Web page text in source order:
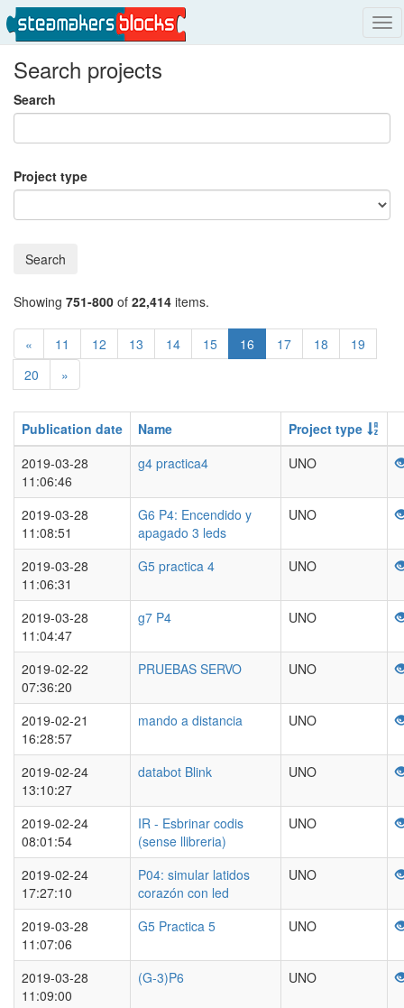
Search projects
Search
Project type
Search
Showing 751-800 of 22,414 items.
« 11 12 13 14 15 16 17 18
19
20
»
Publication date Name
Project type
2019-03-28
11:06:46
g4 practica4 UNO
2019-03-28
11:08:51
G6 P4: Encendido y
apagado 3 leds
UNO
2019-03-28
11:06:31
G5 practica 4 UNO
2019-03-28
11:04:47
g7 P4 UNO
2019-02-22
07:36:20
PRUEBAS SERVO UNO
2019-02-21
16:28:57
mando a distancia UNO
2019-02-24
13:10:27
databot Blink UNO
2019-02-24
08:01:54
IR - Esbrinar codis
(sense llibreria)
UNO
2019-02-24
17:27:10
P04: simular latidos
corazón con led
UNO
2019-03-28
11:07:06
G5 Practica 5 UNO
2019-03-28
11:09:00
(G-3)P6 UNO